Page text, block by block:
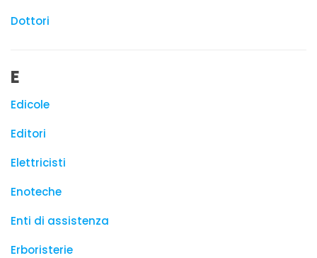
Dottori
E
Edicole
Editori
Elettricisti
Enoteche
Enti di assistenza
Erboristerie